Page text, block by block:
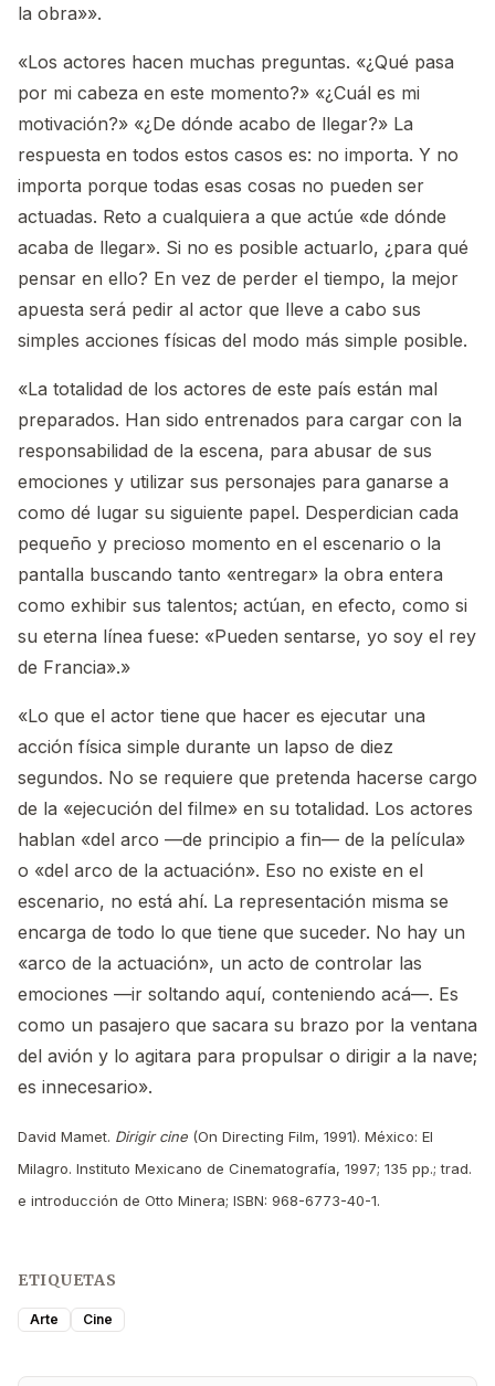
la obra»».
«Los actores hacen muchas preguntas. «¿Qué pasa
por mi cabeza en este momento?» «¿Cuál es mi
motivación?» «¿De dónde acabo de llegar?» La
respuesta en todos estos casos es: no importa. Y no
importa porque todas esas cosas no pueden ser
actuadas. Reto a cualquiera a que actúe «de dónde
acaba de llegar». Si no es posible actuarlo, ¿para qué
pensar en ello? En vez de perder el tiempo, la mejor
apuesta será pedir al actor que lleve a cabo sus
simples acciones físicas del modo más simple posible.
«La totalidad de los actores de este país están mal
preparados. Han sido entrenados para cargar con la
responsabilidad de la escena, para abusar de sus
emociones y utilizar sus personajes para ganarse a
como dé lugar su siguiente papel. Desperdician cada
pequeño y precioso momento en el escenario o la
pantalla buscando tanto «entregar» la obra entera
como exhibir sus talentos; actúan, en efecto, como si
su eterna línea fuese: «Pueden sentarse, yo soy el rey
de Francia».»
«Lo que el actor tiene que hacer es ejecutar una
acción física simple durante un lapso de diez
segundos. No se requiere que pretenda hacerse cargo
de la «ejecución del filme» en su totalidad. Los actores
hablan «del arco —de principio a fin— de la película»
o «del arco de la actuación». Eso no existe en el
escenario, no está ahí. La representación misma se
encarga de todo lo que tiene que suceder. No hay un
«arco de la actuación», un acto de controlar las
emociones —ir soltando aquí, conteniendo acá—. Es
como un pasajero que sacara su brazo por la ventana
del avión y lo agitara para propulsar o dirigir a la nave;
es innecesario».
David Mamet. Dirigir cine (On Directing Film, 1991). México: El
Milagro. Instituto Mexicano de Cinematografía, 1997; 135 pp.; trad.
e introducción de Otto Minera; ISBN: 968-6773-40-1.
ETIQUETAS
Arte Cine